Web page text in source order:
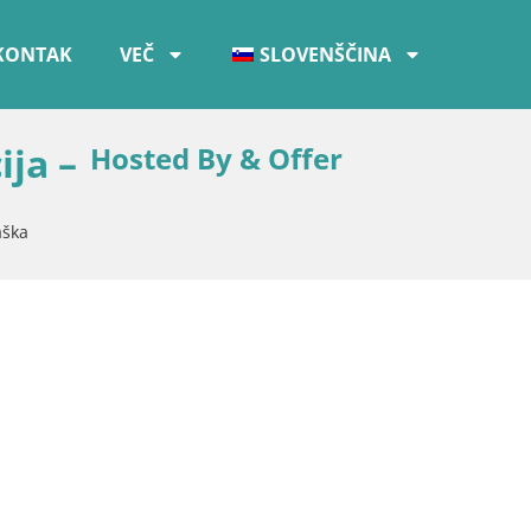
VEČ SLOVENŠČINA
– Hosted By & Offer